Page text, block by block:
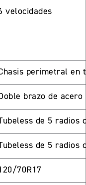
velocidades
perimetral en
Doble brazo de acero
de 5 radios
de 5 radios
70R17